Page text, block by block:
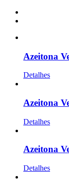
Azeitona
Detalhes
Azeitona
Detalhes
Azeitona
Detalhes